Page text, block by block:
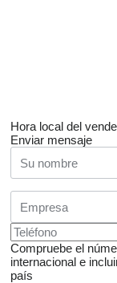
Hora local del
Enviar mensaje
Compruebe el
internacional e
país